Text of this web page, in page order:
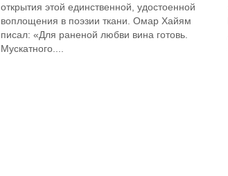
открытия этой единственной, удостоенной
воплощения в поэзии ткани. Омар Хайям
писал: «Для раненой любви вина готовь.
Мускатного....